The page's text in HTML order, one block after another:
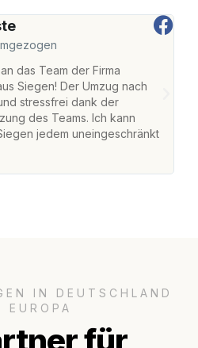
das Team der Firma
Siegen! Der Umzug nach
stressfrei dank der
des Teams. Ich kann
jedem uneingeschränkt
IN DEUTSCHLAND
EUROPA